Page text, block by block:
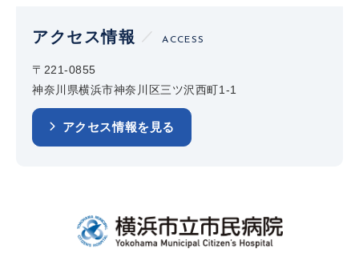
アクセス情報 ACCESS
〒221-0855
神奈川県横浜市神奈川区三ツ沢西町1-1
アクセス情報を見る